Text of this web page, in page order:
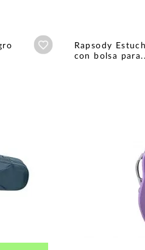
Añadir a wishlist
Rapsody
con bolsa